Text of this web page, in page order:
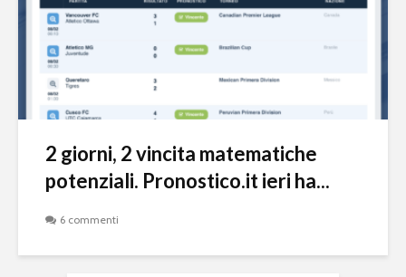
2 giorni, 2 vincita matematiche
potenziali. Pronostico.it ieri ha...
6 commenti